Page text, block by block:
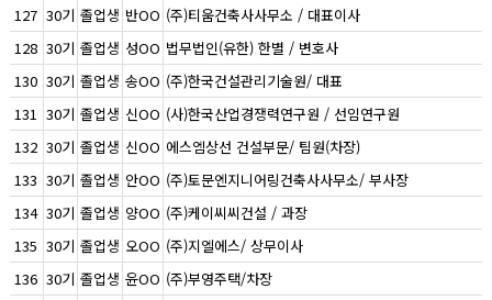
127 30기 졸업생 반OO (주)티움건축사사무소 / 대표이사
128 30기 졸업생 성OO 법무법인(유한) 한별 / 변호사
130 30기 졸업생 송OO (주)한국건설관리기술원/ 대표
131 30기 졸업생 신OO (사)한국산업경쟁력연구원 / 선임연구원
132 30기 졸업생 신OO 에스엠상선 건설부문/ 팀원(차장)
133 30기 졸업생 안OO (주)토문엔지니어링건축사사무소/ 부사장
134 30기 졸업생 양OO (주)케이씨씨건설 / 과장
135 30기 졸업생 오OO (주)지엘에스/ 상무이사
136 30기 졸업생 윤OO (주)부영주택/차장